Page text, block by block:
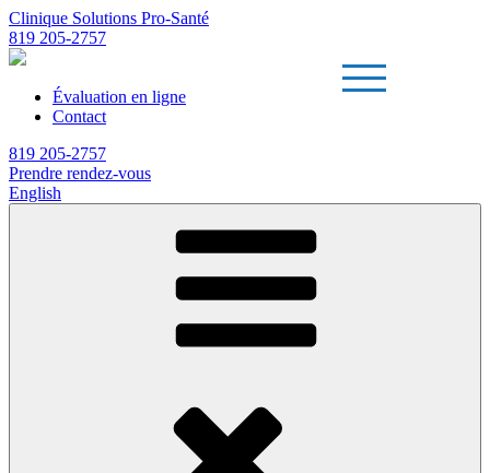
Clinique Solutions Pro-Santé
819 205-2757
Évaluation en ligne
Contact
819 205-2757
Prendre rendez-vous
English